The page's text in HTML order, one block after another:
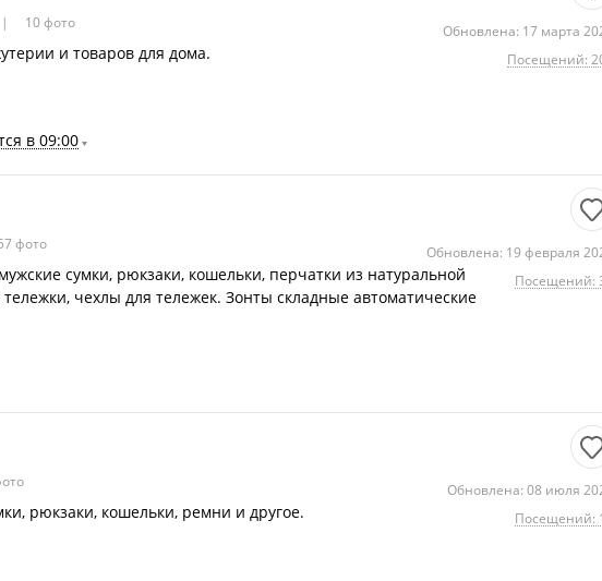
10 фото
Обновлена: 17 марта
Посещений:
и товаров для дома.
в 09:00
фото
Обновлена: 19 февраля
Посещений:
сумки, рюкзаки, кошельки, перчатки из натуральной
чехлы для тележек. Зонты складные автоматические
Обновлена: 08 июля
Посещений:
рюкзаки, кошельки, ремни и другое.